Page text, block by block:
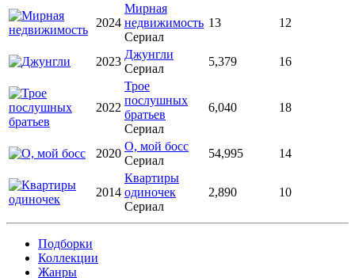
2024
Мирная
недвижимость
Сериал
13 12
2023
Джунгли
Сериал
5,379 16
2022
Трое
послушных
братьев
Сериал
6,040 18
2020
О, мой босс
Сериал
54,995 14
2014
Квартиры
одиночек
Сериал
2,890 10
Подборки
Коллекции
Жанры